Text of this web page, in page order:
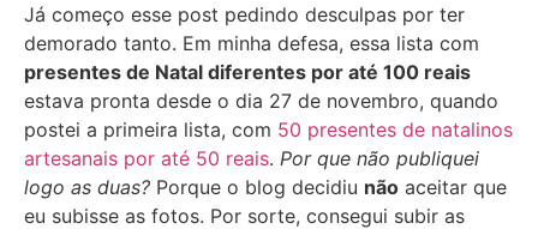
Já começo esse post pedindo desculpas por ter
demorado tanto. Em minha defesa, essa lista com
presentes de Natal diferentes por até 100 reais
estava pronta desde o dia 27 de novembro, quando
postei a primeira lista, com 50 presentes de natalinos
artesanais por até 50 reais. Por que não publiquei
logo as duas? Porque o blog decidiu não aceitar que
eu subisse as fotos. Por sorte, consegui subir as